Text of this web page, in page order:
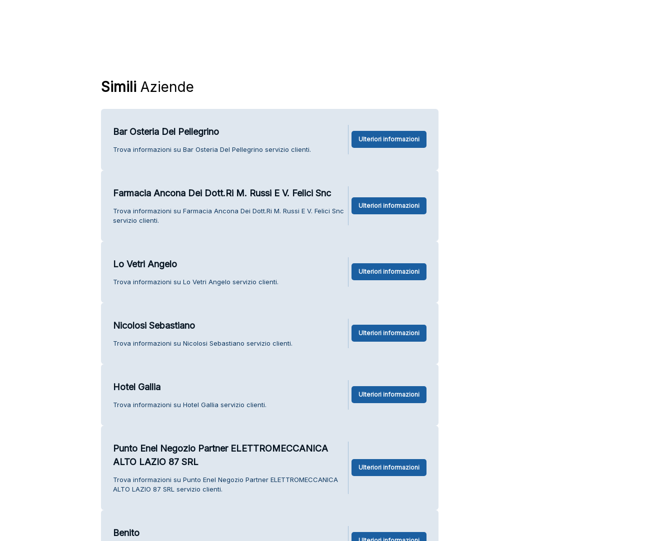
SimiliAziende
Bar Osteria Del Pellegrino
Trova informazioni su Bar Osteria Del Pellegrino servizio clienti.
Ulteriori informazioni
Farmacia Ancona Dei Dott.Ri M. Russi E V. Felici Snc
Trova informazioni su Farmacia Ancona Dei Dott.Ri M. Russi E V. Felici Snc
servizio clienti.
Ulteriori informazioni
Lo Vetri Angelo
Trova informazioni su Lo Vetri Angelo servizio clienti.
Ulteriori informazioni
Nicolosi Sebastiano
Trova informazioni su Nicolosi Sebastiano servizio clienti.
Ulteriori informazioni
Hotel Gallia
Trova informazioni su Hotel Gallia servizio clienti.
Ulteriori informazioni
Punto Enel Negozio Partner ELETTROMECCANICA
ALTO LAZIO 87 SRL
Trova informazioni su Punto Enel Negozio Partner ELETTROMECCANICA
ALTO LAZIO 87 SRL servizio clienti.
Ulteriori informazioni
Benito